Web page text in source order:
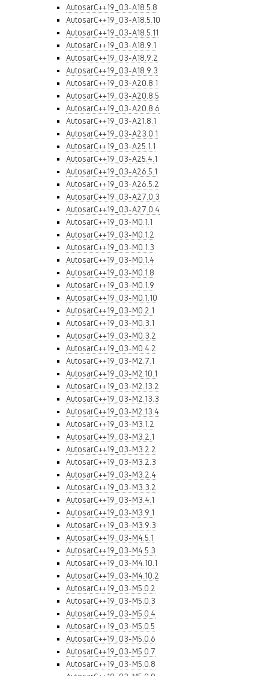
AutosarC++19_03-A18.5.8
AutosarC++19_03-A18.5.10
AutosarC++19_03-A18.5.11
AutosarC++19_03-A18.9.1
AutosarC++19_03-A18.9.2
AutosarC++19_03-A18.9.3
AutosarC++19_03-A20.8.1
AutosarC++19_03-A20.8.5
AutosarC++19_03-A20.8.6
AutosarC++19_03-A21.8.1
AutosarC++19_03-A23.0.1
AutosarC++19_03-A25.1.1
AutosarC++19_03-A25.4.1
AutosarC++19_03-A26.5.1
AutosarC++19_03-A26.5.2
AutosarC++19_03-A27.0.3
AutosarC++19_03-A27.0.4
AutosarC++19_03-M0.1.1
AutosarC++19_03-M0.1.2
AutosarC++19_03-M0.1.3
AutosarC++19_03-M0.1.4
AutosarC++19_03-M0.1.8
AutosarC++19_03-M0.1.9
AutosarC++19_03-M0.1.10
AutosarC++19_03-M0.2.1
AutosarC++19_03-M0.3.1
AutosarC++19_03-M0.3.2
AutosarC++19_03-M0.4.2
AutosarC++19_03-M2.7.1
AutosarC++19_03-M2.10.1
AutosarC++19_03-M2.13.2
AutosarC++19_03-M2.13.3
AutosarC++19_03-M2.13.4
AutosarC++19_03-M3.1.2
AutosarC++19_03-M3.2.1
AutosarC++19_03-M3.2.2
AutosarC++19_03-M3.2.3
AutosarC++19_03-M3.2.4
AutosarC++19_03-M3.3.2
AutosarC++19_03-M3.4.1
AutosarC++19_03-M3.9.1
AutosarC++19_03-M3.9.3
AutosarC++19_03-M4.5.1
AutosarC++19_03-M4.5.3
AutosarC++19_03-M4.10.1
AutosarC++19_03-M4.10.2
AutosarC++19_03-M5.0.2
AutosarC++19_03-M5.0.3
AutosarC++19_03-M5.0.4
AutosarC++19_03-M5.0.5
AutosarC++19_03-M5.0.6
AutosarC++19_03-M5.0.7
AutosarC++19_03-M5.0.8